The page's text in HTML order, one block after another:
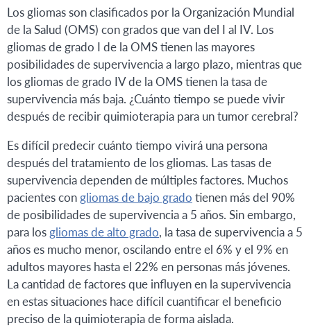
Los gliomas son clasificados por la Organización Mundial
de la Salud (OMS) con grados que van del I al IV. Los
gliomas de grado I de la OMS tienen las mayores
posibilidades de supervivencia a largo plazo, mientras que
los gliomas de grado IV de la OMS tienen la tasa de
supervivencia más baja. ¿Cuánto tiempo se puede vivir
después de recibir quimioterapia para un tumor cerebral?
Es difícil predecir cuánto tiempo vivirá una persona
después del tratamiento de los gliomas. Las tasas de
supervivencia dependen de múltiples factores. Muchos
pacientes congliomas de bajo grado tienen más del 90%
de posibilidades de supervivencia a 5 años. Sin embargo,
para losgliomas de alto grado, la tasa de supervivencia a 5
años es mucho menor, oscilando entre el 6% y el 9% en
adultos mayores hasta el 22% en personas más jóvenes.
La cantidad de factores que influyen en la supervivencia
en estas situaciones hace difícil cuantificar el beneficio
preciso de la quimioterapia de forma aislada.